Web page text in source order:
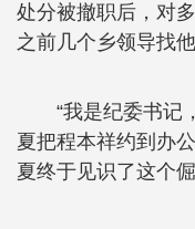
处分被撤职后，对
之前几个乡领导找
“我是纪委书记
夏把程本祥约到办
夏终于见识了这个